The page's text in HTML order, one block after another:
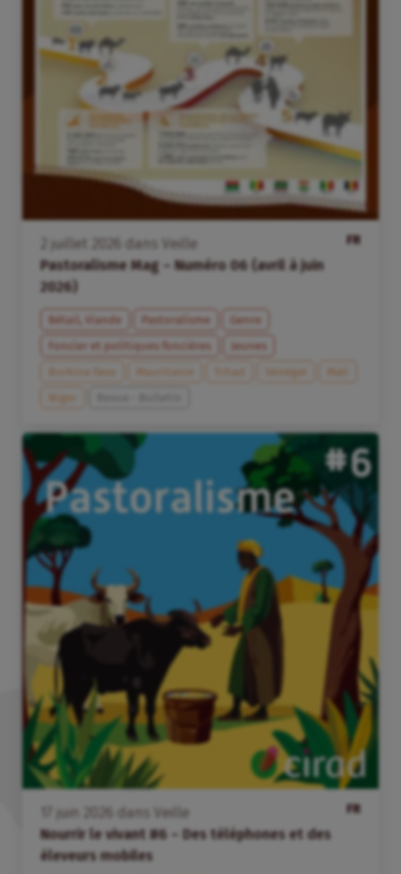
FR
juillet dans
Veille
Pastoralisme Mag – Numéro 06 (avril à juin
2026)
Bétail, Viande Pastoralisme
Genre
Foncier et politiques foncières
Jeunes
Burkina Faso
Mauritanie Tchad Sénégal
Mali
Niger
FR
juin dans
Veille
Nourrir le vivant #6 – Des téléphones et des
éleveurs mobiles